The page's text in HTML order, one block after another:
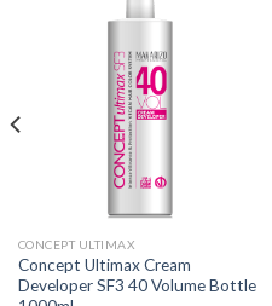
CONCEPT ULTIMAX
Concept Ultimax Cream
Developer SF3 40 Volume Bottle